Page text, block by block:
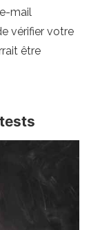
mail
vérifier votre
être